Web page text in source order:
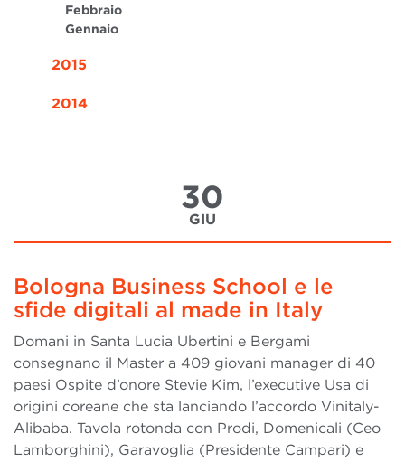
Febbraio
Gennaio
2015
2014
30
GIU
Bologna Business School e le
sfide digitali al made in Italy
Domani in Santa Lucia Ubertini e Bergami
consegnano il Master a 409 giovani manager di 40
paesi Ospite d’onore Stevie Kim, l’executive Usa di
origini coreane che sta lanciando l’accordo Vinitaly-
Alibaba. Tavola rotonda con Prodi, Domenicali (Ceo
Lamborghini), Garavoglia (Presidente Campari) e